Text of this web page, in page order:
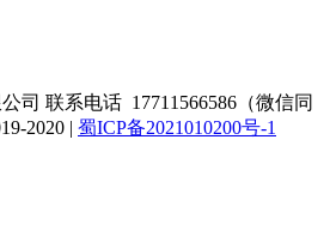
司 联系电话 17711566586（微信同
2020 | 蜀ICP备2021010200号-1